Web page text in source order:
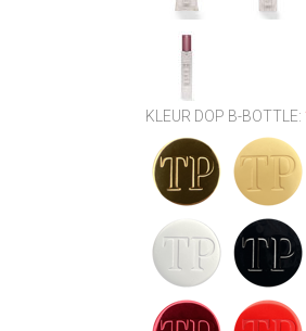
KLEUR DOP B-BOTTLE: